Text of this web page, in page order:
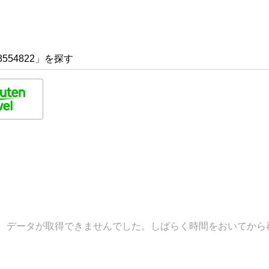
」を探す
データが取得できませんでした。しばらく時間をおいてから